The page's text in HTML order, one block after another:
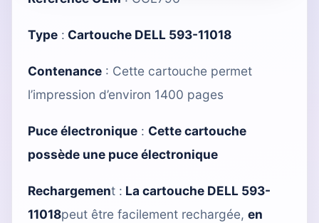
Type : Cartouche DELL 593-11018
Contenance : Cette cartouche permet
l’impression d’environ 1400 pages
Puce électronique : Cette cartouche
possède une puce électronique
Rechargement : La cartouche DELL 593-
11018peut être facilement rechargée, en